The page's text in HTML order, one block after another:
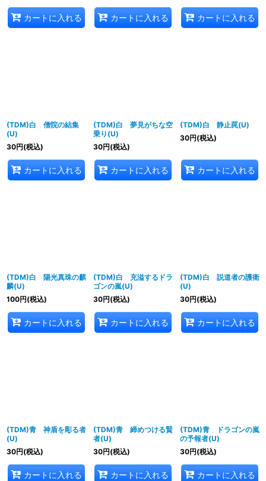
カートに入れる カートに入れる カートに入れる
(TDM)白 僧院の結集
(U)
30円(税込)
カートに入れる
(TDM)白 夢見がちな空
乗り(U)
30円(税込)
カートに入れる
(TDM)白 静止罠(U)
30円(税込)
カートに入れる
(TDM)白 陽光真珠の麒
麟(U)
100円(税込)
カートに入れる
(TDM)白 充溢するドラ
ゴンの嵐(U)
30円(税込)
カートに入れる
(TDM)白 説道者の護衛
(U)
30円(税込)
カートに入れる
(TDM)青 神盾を彫る者
(U)
30円(税込)
カートに入れる
(TDM)青 締めつける賢
者(U)
30円(税込)
カートに入れる
(TDM)青 ドラゴンの嵐
の予報者(U)
30円(税込)
カートに入れる